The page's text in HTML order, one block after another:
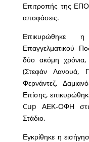
Επιτροπής της
αποφάσεις.
Επικυρώθηκε
Επαγγελματικού
δύο ακόμη
(Στεφάν Λανουά,
Φερνάντεζ,
Επίσης,
Cup ΑΕΚ-ΟΦΗ
Στάδιο.
Εγκρίθηκε η